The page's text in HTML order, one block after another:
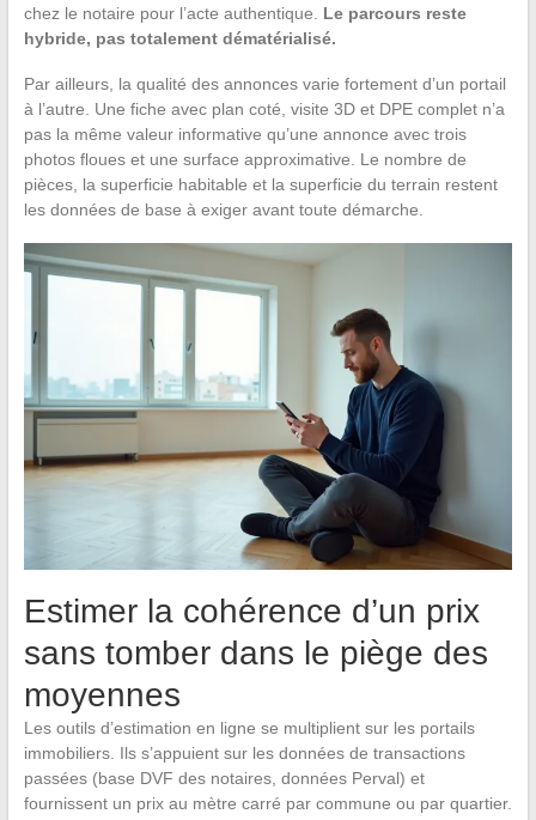
chez le notaire pour l’acte authentique. Le parcours reste
hybride, pas totalement dématérialisé.
Par ailleurs, la qualité des annonces varie fortement d’un portail
à l’autre. Une fiche avec plan coté, visite 3D et DPE complet n’a
pas la même valeur informative qu’une annonce avec trois
photos floues et une surface approximative. Le nombre de
pièces, la superficie habitable et la superficie du terrain restent
les données de base à exiger avant toute démarche.
Estimer la cohérence d’un prix
sans tomber dans le piège des
moyennes
Les outils d’estimation en ligne se multiplient sur les portails
immobiliers. Ils s’appuient sur les données de transactions
passées (base DVF des notaires, données Perval) et
fournissent un prix au mètre carré par commune ou par quartier.